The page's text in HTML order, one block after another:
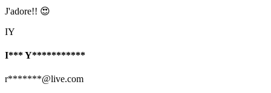
J'adore!! 😍
IY
I*** Y***********
r*******@live.com